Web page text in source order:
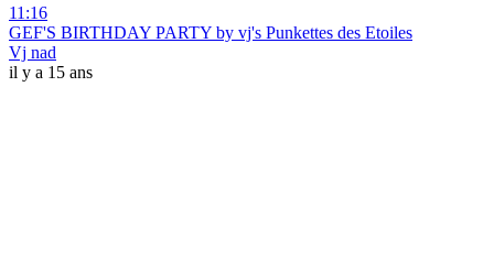
11:16
GEF'S BIRTHDAY PARTY by vj's Punkettes des Etoiles
Vj nad
il y a 15 ans